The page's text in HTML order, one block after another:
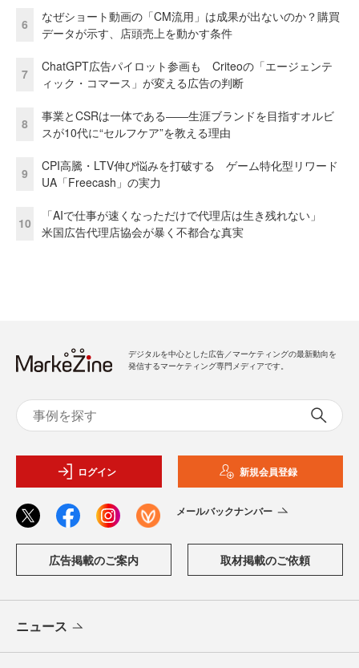
6
なぜショート動画の「CM流用」は成果が出ないのか？購買
データが示す、店頭売上を動かす条件
7
ChatGPT広告パイロット参画も Criteoの「エージェンテ
ィック・コマース」が変える広告の判断
8
事業とCSRは一体である――生涯ブランドを目指すオルビ
スが10代に“セルフケア”を教える理由
9
CPI高騰・LTV伸び悩みを打破する ゲーム特化型リワード
UA「Freecash」の実力
10
「AIで仕事が速くなっただけで代理店は生き残れない」
米国広告代理店協会が暴く不都合な真実
デジタルを中心とした広告／マーケティングの最新動向を
発信するマーケティング専門メディアです。
ログイン 新規会員登録
メールバックナンバー
広告掲載のご案内 取材掲載のご依頼
ニュース